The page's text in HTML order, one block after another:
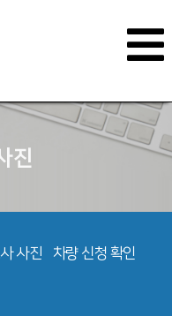
진
사진 차량 신청 확인